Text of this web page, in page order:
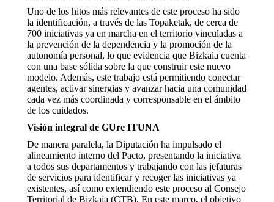
Uno de los hitos más relevantes de este proceso ha sido
la identificación, a través de las Topaketak, de cerca de
700 iniciativas ya en marcha en el territorio vinculadas a
la prevención de la dependencia y la promoción de la
autonomía personal, lo que evidencia que Bizkaia cuenta
con una base sólida sobre la que construir este nuevo
modelo. Además, este trabajo está permitiendo conectar
agentes, activar sinergias y avanzar hacia una comunidad
cada vez más coordinada y corresponsable en el ámbito
de los cuidados.
Visión integral de GUre ITUNA
De manera paralela, la Diputación ha impulsado el
alineamiento interno del Pacto, presentando la iniciativa
a todos sus departamentos y trabajando con las jefaturas
de servicios para identificar y recoger las iniciativas ya
existentes, así como extendiendo este proceso al Consejo
Territorial de Bizkaia (CTB). En este marco, el objetivo